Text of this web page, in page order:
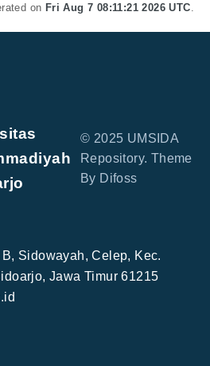
on Fri Aug 7 08:11:21 2026 UTC.
© 2025 UMSIDA
Repository. Theme
By Difoss
Sidowayah, Celep, Kec.
Jawa Timur 61215